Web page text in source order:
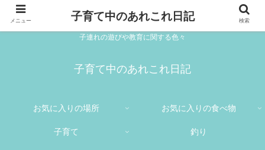
子連れの遊びや教育に関する色々
子育て中のあれこれ日記
お気に入りの場所 お気に入りの食べ物
子育て 釣り
メニュー 子育て中のあれこれ日記 検索